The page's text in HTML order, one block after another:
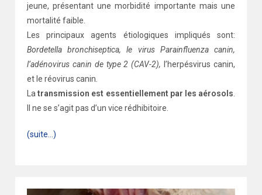
jeune, présentant une morbidité importante mais une
mortalité faible.
Les principaux agents étiologiques impliqués sont:
Bordetella bronchiseptica, le virus Parainfluenza canin,
l’adénovirus canin de type 2 (CAV-2), l’herpésvirus canin,
et le réovirus canin
Latransmission est essentiellement par les aérosols
Il ne se s’agit pas d’un vice rédhibitoire.
(suite…)